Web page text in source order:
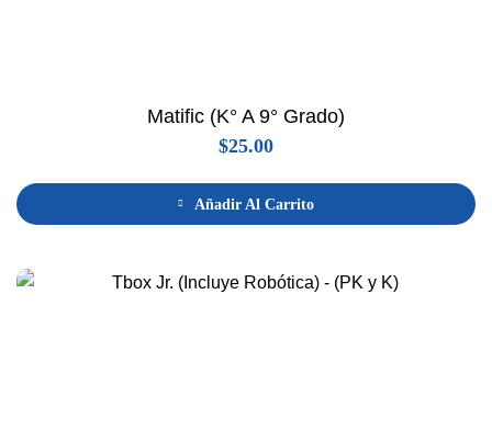
Matific (K° A 9° Grado)
$25.00
Añadir Al Carrito